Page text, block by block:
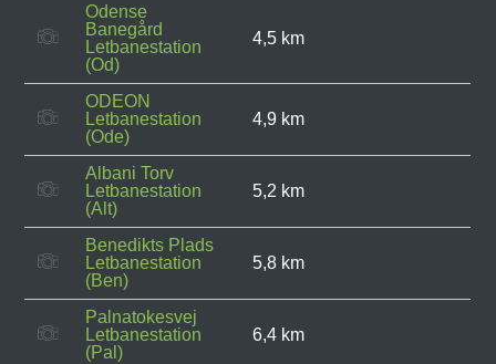
Odense
Banegård
Letbanestation
(Od)
4,5 km
ODEON
Letbanestation
(Ode)
4,9 km
Albani Torv
Letbanestation
(Alt)
5,2 km
Benedikts Plads
Letbanestation
(Ben)
5,8 km
Palnatokesvej
Letbanestation
(Pal)
6,4 km